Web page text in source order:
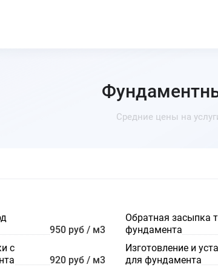
Средние цены на
950 руб / м3
Обратная засыпка
фундамента
с
920 руб / м3
Изготовление и
для фундамента